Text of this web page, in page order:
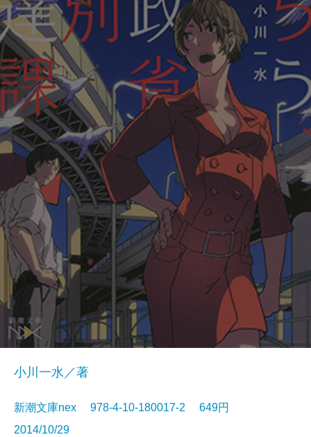
小川一水／著
新潮文庫nex 978-4-10-180017-2 649円
2014/10/29